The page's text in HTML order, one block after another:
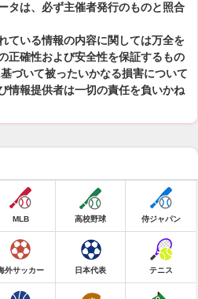
タは、必ず主催者発行のものと照合
ている情報の内容に関しては万全を
正確性および安全性を保証するもの
づいて被ったいかなる損害について
情報提供者は一切の責任を負いかね
MLB 高校野球 侍ジャパン
外サッカー 日本代表 テニス